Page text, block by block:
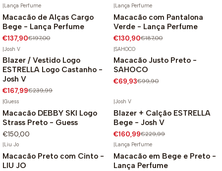
-30%
Lança Perfume
Macacão de Alças Cargo
Bege - Lança Perfume
€137,90€197,00
-30%
Lança Perfume
Macacão com Pantalona
Verde - Lança Perfume
€130,90€187,00
-30%
|Josh V
Blazer / Vestido Logo
ESTRELLA Logo Castanho -
Josh V
€167,99€239,99
-30%
|SAHOCO
Macacão Justo Preto -
SAHOCO
€69,93€99,90
|Guess
Macacão DEBBY SKI Logo
Strass Preto - Guess
€150,00
-30%
|Josh V
Blazer + Calção ESTRELLA
Bege - Josh V
€160,99€229,99
-30%
Liu Jo
Macacão Preto com Cinto -
LIU JO
-30%
Lança Perfume
Macacão em Bege e Preto -
Lança Perfume